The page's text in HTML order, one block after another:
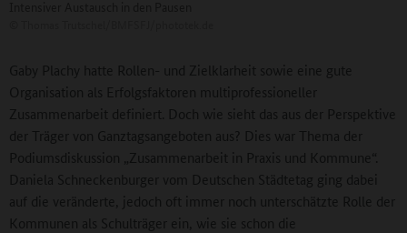
Gaby Plachy hatte Rollen- und Zielklarheit sowie eine gute
Organisation als Erfolgsfaktoren multiprofessioneller
Zusammenarbeit definiert. Doch wie sieht das aus der Perspektive
der Träger von Ganztagsangeboten aus? Dies war Thema der
Podiumsdiskussion „Zusammenarbeit in Praxis und Kommune“.
Daniela Schneckenburger vom Deutschen Städtetag ging dabei
auf die veränderte, jedoch oft immer noch unterschätzte Rolle der
Kommunen als Schulträger ein, wie sie schon die